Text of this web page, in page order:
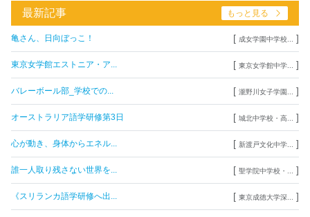
最新記事 もっと見る
亀さん、日向ぼっこ！ [ 成女学園中学校... ]
東京女学館エストニア・ア... [ 東京女学館中学... ]
バレーボール部_学校での... [ 瀧野川女子学園... ]
オーストラリア語学研修第3日 [ 城北中学校・高... ]
心が動き、身体からエネル... [ 新渡戸文化中学... ]
誰一人取り残さない世界を... [ 聖学院中学校・... ]
《スリランカ語学研修へ出... [ 東京成徳大学深... ]